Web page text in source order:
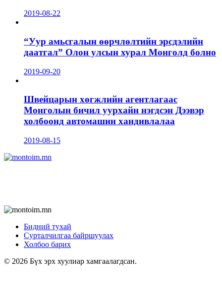
2019-08-22
“Уур амьсгалын өөрчлөлтийн эрсдэлийн
даатгал” Олон улсын хурал Монголд болно
2019-09-20
Швейцарын хөгжлийн агентлагаас
Монголын бичил уурхайн нэгдсэн Дээвэр
холбоонд автомашин хандивлалаа
2019-08-15
Бидний тухай
Сурталчилгаа байршуулах
Холбоо барих
© 2026 Бүх эрх хуулиар хамгаалагдсан.